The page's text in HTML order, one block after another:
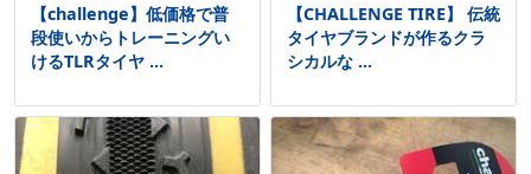
【challenge】低価格で普
段使いからトレーニングい
けるTLRタイヤ ...
【CHALLENGE TIRE】 伝統
タイヤブランドが作るクラ
シカルな ...